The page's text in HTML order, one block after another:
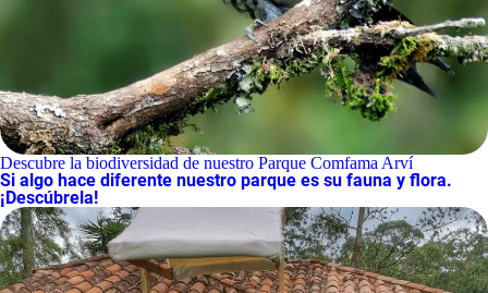
Descubre la biodiversidad de nuestro Parque Comfama Arví
Si algo hace diferente nuestro parque es su fauna y flora.
¡Descúbrela!